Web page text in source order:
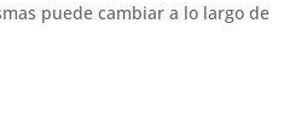
puede cambiar a lo largo de